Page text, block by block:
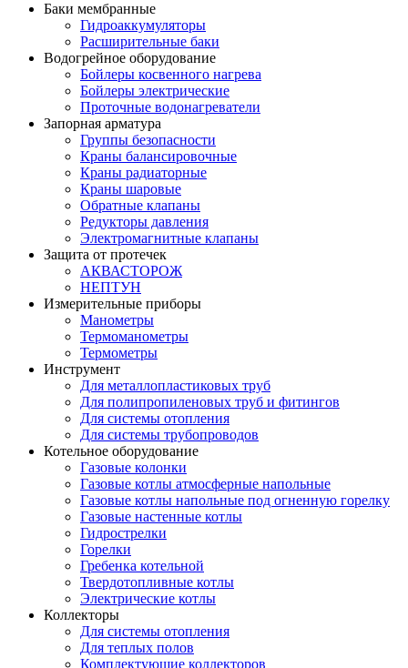
Баки мембранные
Гидроаккумуляторы
Расширительные баки
Водогрейное оборудование
Бойлеры косвенного нагрева
Бойлеры электрические
Проточные водонагреватели
Запорная арматура
Группы безопасности
Краны балансировочные
Краны радиаторные
Краны шаровые
Обратные клапаны
Редукторы давления
Электромагнитные клапаны
Защита от протечек
АКВАСТОРОЖ
НЕПТУН
Измерительные приборы
Манометры
Термоманометры
Термометры
Инструмент
Для металлопластиковых труб
Для полипропиленовых труб и фитингов
Для системы отопления
Для системы трубопроводов
Котельное оборудование
Газовые колонки
Газовые котлы атмосферные напольные
Газовые котлы напольные под огненную горелку
Газовые настенные котлы
Гидрострелки
Горелки
Гребенка котельной
Твердотопливные котлы
Электрические котлы
Коллекторы
Для системы отопления
Для теплых полов
Комплектующие коллекторов